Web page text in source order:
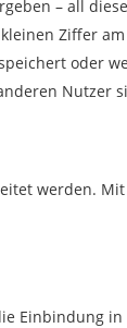
– all
Ziffer
oder
Nutzer
werden.
Einbindung in